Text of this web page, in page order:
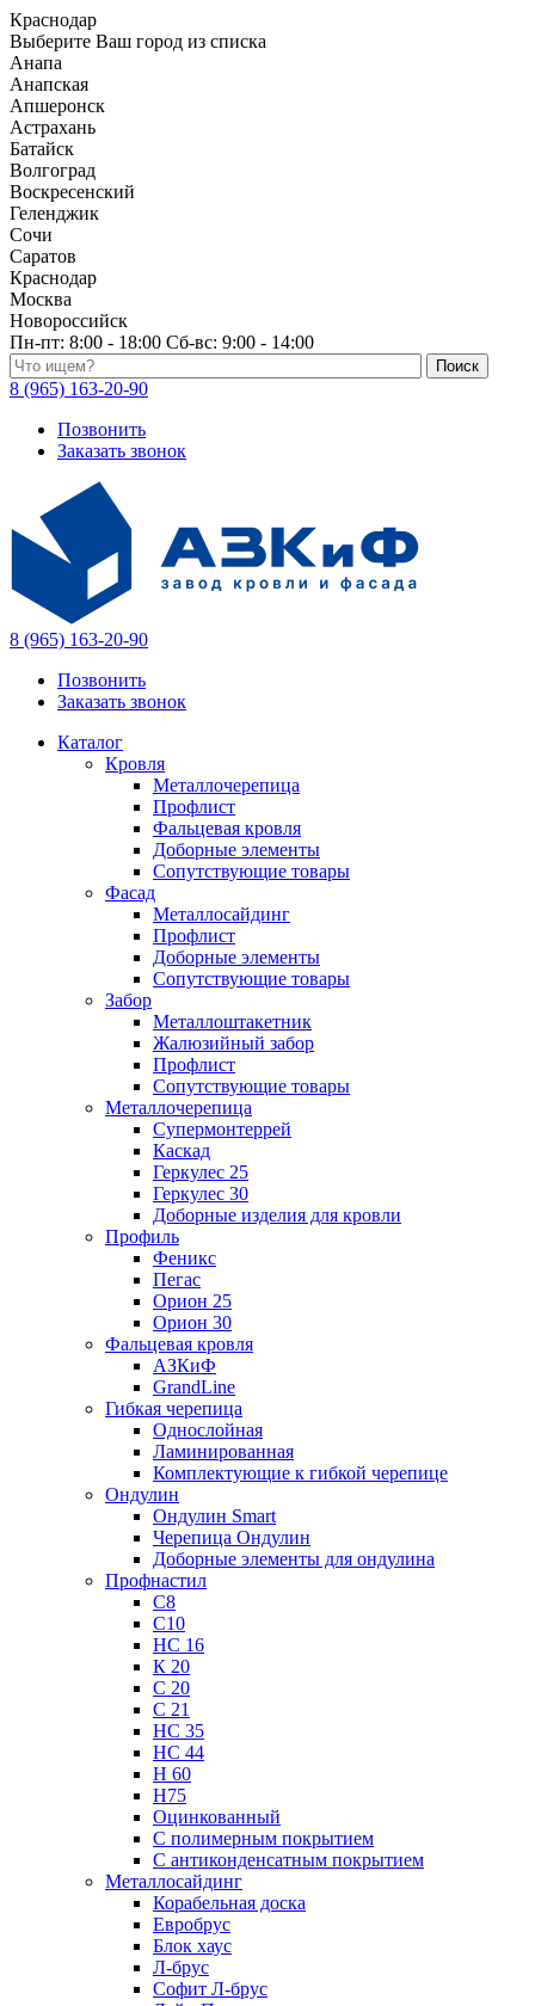
Краснодар
Выберите Ваш город из списка
Анапа
Анапская
Апшеронск
Астрахань
Батайск
Волгоград
Воскресенский
Геленджик
Сочи
Саратов
Краснодар
Москва
Новороссийск
Пн-пт: 8:00 - 18:00 Сб-вс: 9:00 - 14:00
Поиск по каталогу
8 (965) 163-20-90
Позвонить
Заказать звонок
8 (965) 163-20-90
Позвонить
Заказать звонок
Каталог
Кровля
Металлочерепица
Профлист
Фальцевая кровля
Доборные элементы
Сопутствующие товары
Фасад
Металлосайдинг
Профлист
Доборные элементы
Сопутствующие товары
Забор
Металлоштакетник
Жалюзийный забор
Профлист
Сопутствующие товары
Металлочерепица
Супермонтеррей
Каскад
Геркулес 25
Геркулес 30
Доборные изделия для кровли
Профиль
Феникс
Пегас
Орион 25
Орион 30
Фальцевая кровля
АЗКиФ
GrandLine
Гибкая черепица
Однослойная
Ламинированная
Комплектующие к гибкой черепице
Ондулин
Ондулин Smart
Черепица Ондулин
Доборные элементы для ондулина
Профнастил
С8
С10
НС 16
К 20
С 20
С 21
НС 35
НС 44
Н 60
Н75
Оцинкованный
С полимерным покрытием
С антиконденсатным покрытием
Металлосайдинг
Корабельная доска
Евробрус
Блок хаус
Л-брус
Софит Л-брус